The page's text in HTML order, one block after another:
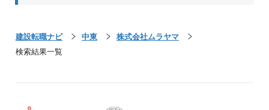
建設転職ナビ 中東
株式会社ムラヤマ
検索結果一覧